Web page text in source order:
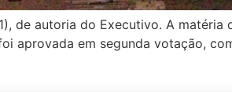
de autoria do Executivo. A matéria
aprovada em segunda votação,